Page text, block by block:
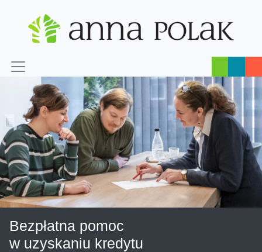
Bezpłatna pomoc
w uzyskaniu kredytu